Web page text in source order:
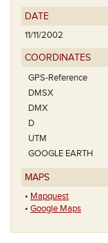
DATE
11/11/2002
COORDINATES
GPS-Reference
DMSX
DMX
D
UTM
GOOGLE EARTH
MAPS
• Mapquest
• Google Maps